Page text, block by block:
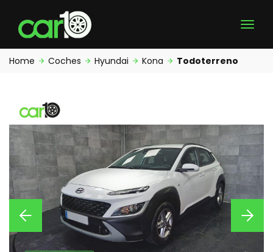
Home Coches Hyundai Kona Todoterreno